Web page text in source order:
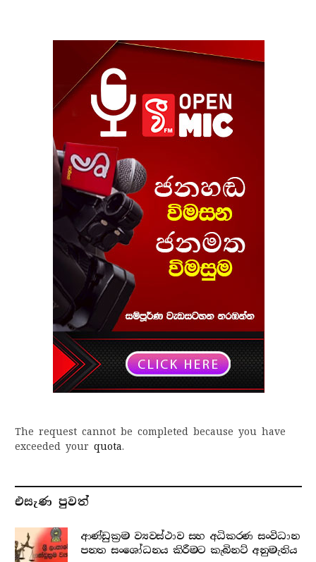
The request cannot be completed because you have
exceeded your quota.
එසැණ පුව​ත්
ආණ්ඩුක්‍රම ව්‍යවස්ථාව සහ අධිකරණ සංවිධාන
පනත සංශෝධනය කිරීමට කැබිනට් අනුමැතිය